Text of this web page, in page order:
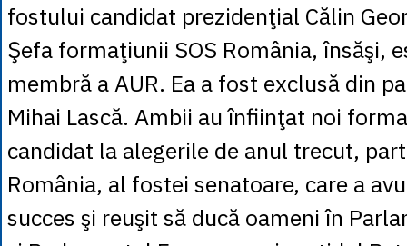
fostului candidat prezidenţial Călin
Şefa formaţiunii SOS România, însăşi,
membră a AUR. Ea a fost exclusă din
Mihai Lască. Ambii au înfiinţat noi
candidat la alegerile de anul trecut,
România, al fostei senatoare, care a
succes şi reuşit să ducă oameni în